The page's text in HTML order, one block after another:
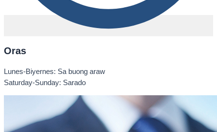
Oras
Lunes-Biyernes: Sa buong araw
Saturday-Sunday: Sarado